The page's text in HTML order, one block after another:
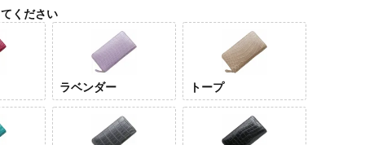
ください
ラベンダー トープ